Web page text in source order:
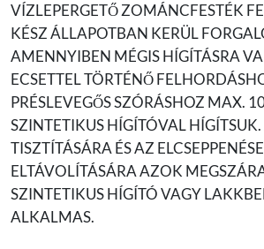
VÍZLEPERGETŐ ZOMÁNCFESTÉK
KÉSZ ÁLLAPOTBAN KERÜL
AMENNYIBEN MÉGIS HÍGÍTÁSRA
ECSETTEL TÖRTÉNŐ
PRÉSLEVEGŐS SZÓRÁSHOZ MAX.
SZINTETIKUS HÍGÍTÓVAL
TISZTÍTÁSÁRA ÉS AZ
ELTÁVOLÍTÁSÁRA AZOK
SZINTETIKUS HÍGÍTÓ VAGY
ALKALMAS.